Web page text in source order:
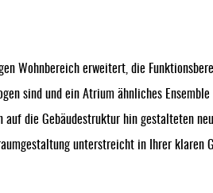
Wohnbereich erweitert, die
sind und ein Atrium ähnliches Ensemble
die Gebäudestruktur hin gestalteten
unterstreicht in Ihrer klaren